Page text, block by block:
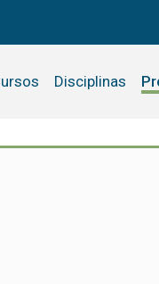
Disciplinas